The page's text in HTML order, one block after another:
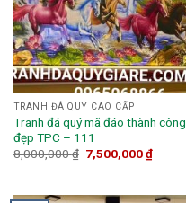
TRANH ĐÁ QUÝ CAO CẤP
Tranh đá quý mã đáo thành công
đẹp TPC – 111
8,000,000₫ 7,500,000₫